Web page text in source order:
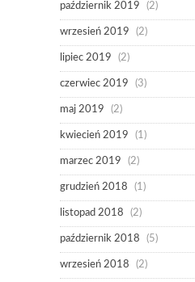
październik 2019 (2)
wrzesień 2019 (2)
lipiec 2019 (2)
czerwiec 2019 (3)
maj 2019 (2)
kwiecień 2019 (1)
marzec 2019 (2)
grudzień 2018 (1)
listopad 2018 (2)
październik 2018 (5)
wrzesień 2018 (2)